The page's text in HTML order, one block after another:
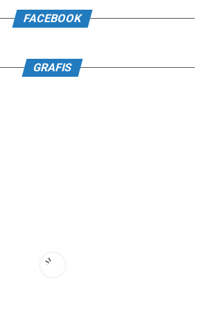
FACEBOOK
GRAFIS